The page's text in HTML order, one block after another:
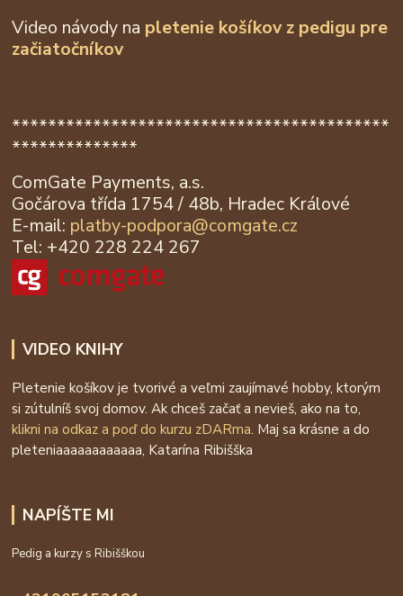
Video návody na pletenie košíkov z pedigu pre
začiatočníkov
******************************************
**************
ComGate Payments, a.s.
Gočárova třída 1754 / 48b, Hradec Králové
E-mail: platby-podpora@comgate.cz
Tel: +420 228 224 267
VIDEO KNIHY
Pletenie košíkov je tvorivé a veľmi zaujímavé hobby, ktorým
si zútulníš svoj domov. Ak chceš začať a nevieš, ako na to,
klikni na odkaz a poď do kurzu zDARma. Maj sa krásne a do
pleteniaaaaaaaaaaaa, Katarína Ribišška
NAPÍŠTE MI
Pedig a kurzy s Ribišškou